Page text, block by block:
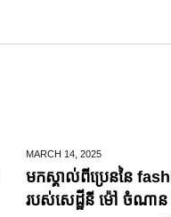
MARCH 14, 2025
មកស្គាល់ពីប្រេននៃ​
របស់សេដ្ឋីនី ម៉ៅ ចំណាន